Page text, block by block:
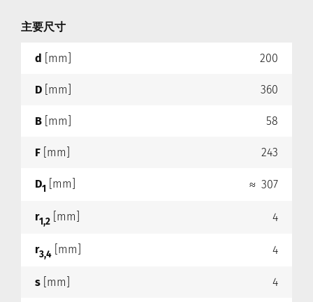
主要尺寸
d [mm] 200
D [mm] 360
B [mm] 58
F [mm] 243
D1 [mm] ≈ 307
r1,2 [mm] 4
r3,4 [mm] 4
s [mm] 4